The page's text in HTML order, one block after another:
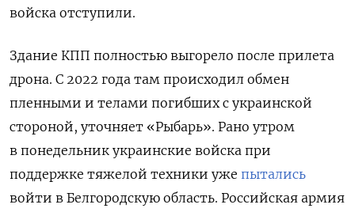
войска отступили.
Здание КПП полностью выгорело после прилета
дрона. С 2022 года там происходил обмен
пленными и телами погибших с украинской
стороной, уточняет «Рыбарь». Рано утром
в понедельник украинские войска при
поддержке тяжелой техники уже пытались
войти в Белгородскую область. Российская армия